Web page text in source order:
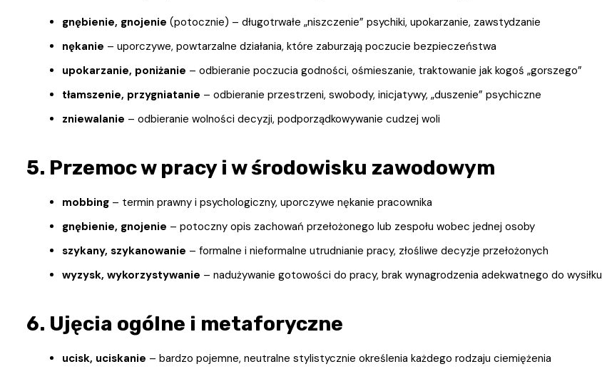
gnębienie, gnojenie (potocznie) – długotrwałe „niszczenie” psychiki, upokarzanie, zawstydzanie
nękanie – uporczywe, powtarzalne działania, które zaburzają poczucie bezpieczeństwa
upokarzanie, poniżanie – odbieranie poczucia godności, ośmieszanie, traktowanie jak kogoś „gorszego”
tłamszenie, przygniatanie – odbieranie przestrzeni, swobody, inicjatywy, „duszenie” psychiczne
zniewalanie – odbieranie wolności decyzji, podporządkowywanie cudzej woli
5. Przemoc w pracy i w środowisku zawodowym
mobbing – termin prawny i psychologiczny, uporczywe nękanie pracownika
gnębienie, gnojenie – potoczny opis zachowań przełożonego lub zespołu wobec jednej osoby
szykany, szykanowanie – formalne i nieformalne utrudnianie pracy, złośliwe decyzje przełożonych
wyzysk, wykorzystywanie – nadużywanie gotowości do pracy, brak wynagrodzenia adekwatnego do wysiłku
6. Ujęcia ogólne i metaforyczne
ucisk, uciskanie – bardzo pojemne, neutralne stylistycznie określenia każdego rodzaju ciemiężenia